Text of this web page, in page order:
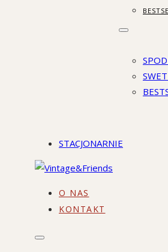
STACJONARNIE
O NAS
KONTAKT